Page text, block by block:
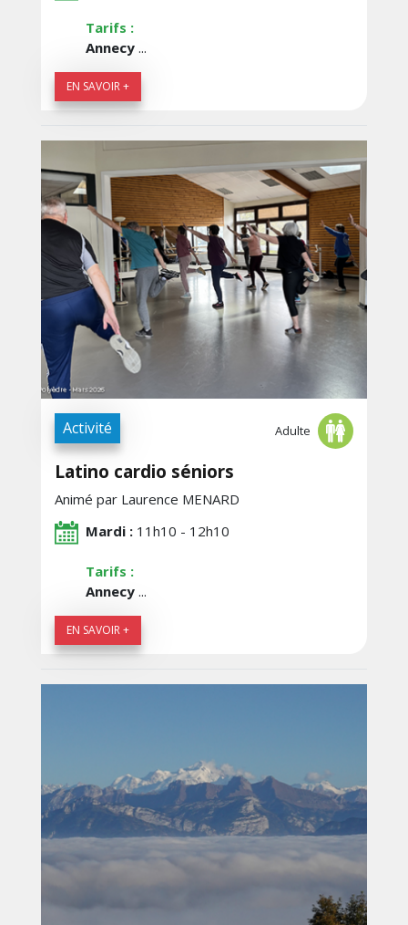
Tarifs :
Annecy ...
EN SAVOIR +
Activité Adulte
Latino cardio séniors
Animé par Laurence MENARD
Mardi : 11h10 - 12h10
Tarifs :
Annecy ...
EN SAVOIR +